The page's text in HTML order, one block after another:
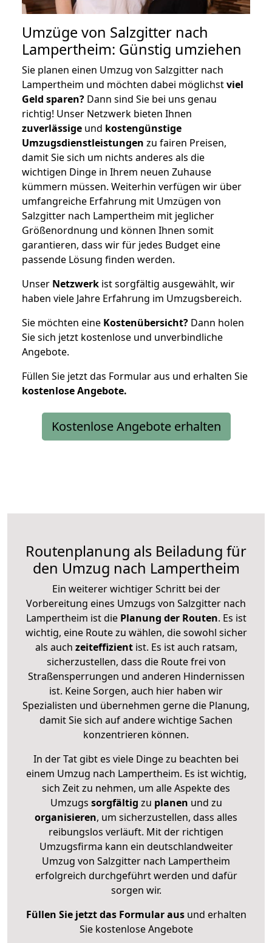
Umzüge von Salzgitter nach
Lampertheim: Günstig umziehen
Sie planen einen Umzug von Salzgitter nach
Lampertheim und möchten dabei möglichstviel
Geld sparen? Dann sind Sie bei uns genau
richtig! Unser Netzwerk bieten Ihnen
zuverlässige und kostengünstige
Umzugsdienstleistungen zu fairen Preisen,
damit Sie sich um nichts anderes als die
wichtigen Dinge in Ihrem neuen Zuhause
kümmern müssen. Weiterhin verfügen wir über
umfangreiche Erfahrung mit Umzügen von
Salzgitter nach Lampertheim mit jeglicher
Größenordnung und können Ihnen somit
garantieren, dass wir für jedes Budget eine
passende Lösung finden werden.
Unser Netzwerk ist sorgfältig ausgewählt, wir
haben viele Jahre Erfahrung im Umzugsbereich.
Sie möchten eine Kostenübersicht? Dann holen
Sie sich jetzt kostenlose und unverbindliche
Angebote.
Füllen Sie jetzt das Formular aus und erhalten Sie
kostenloseAngebote.
Kostenlose Angebote erhalten
Routenplanung als Beiladung für
den Umzug nach Lampertheim
Ein weiterer wichtiger Schritt bei der
Vorbereitung eines Umzugs von Salzgitter nach
Lampertheim ist diePlanung der Routen. Es ist
wichtig, eine Route zu wählen, die sowohl sicher
als auch zeiteffizientist. Es ist auch ratsam,
sicherzustellen, dass die Route frei von
Straßensperrungen und anderen Hindernissen
ist. Keine Sorgen, auch hier haben wir
Spezialisten und übernehmen gerne die Planung,
damit Sie sich auf andere wichtige Sachen
konzentrieren können.
In der Tat gibt es viele Dinge zu beachten bei
einem Umzug nach Lampertheim. Es ist wichtig,
sich Zeit zu nehmen, um alle Aspekte des
Umzugs sorgfältig zu planen und zu
organisieren, um sicherzustellen, dass alles
reibungslos verläuft. Mit der richtigen
Umzugsfirma kann ein deutschlandweiter
Umzug von Salzgitter nach Lampertheim
erfolgreich durchgeführt werden und dafür
sorgen wir.
Füllen Sie jetzt das Formular ausund erhalten
Sie kostenlose Angebote